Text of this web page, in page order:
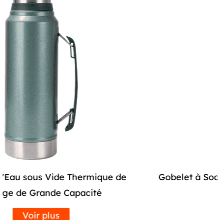
vous précipitiez au travail ou que vous exploriez le
plein air, savourer votre boisson préférée n'a jamais
été aussi simple.
Construction ergonomique et élégante :
Fabriqué avec un design effilé et une finition mate,
ce gobelet est non seulement élégant, mais
également confortable à tenir. La forme
ergonomique s'adapte parfaitement à votre main,
offrant une prise en main sûre tout au long de votre
en fait un accessoire tendance partout où vous
l'emportez.
Gobelet à Soda sous Vide d'Été avec Poignée
en Paille